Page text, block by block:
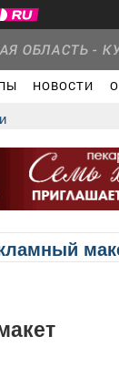
ОБЛАСТЬ -
НОВОСТИ